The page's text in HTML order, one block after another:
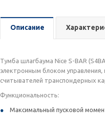
Описание
Тумба шлагбаума Nice S-BAR
электронным блоком
считывателей транспондерных
Функциональность:
Максимальный пусковой